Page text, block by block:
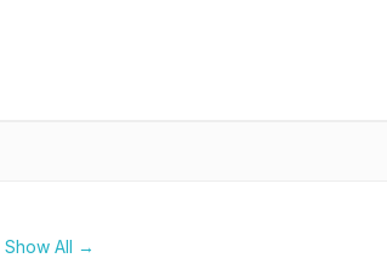
Show All →